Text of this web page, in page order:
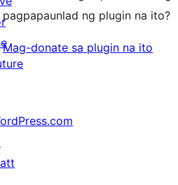
pagpapaunlad ng plugin na ito?
Mag-donate sa plugin na ito